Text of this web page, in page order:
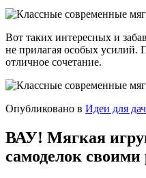
Вот таких интересных и
не прилагая особых усилий.
отличное сочетание.
Опубликовано в Идеи для
ВАУ! Мягкая
самоделок